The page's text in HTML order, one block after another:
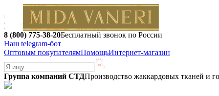
8 (800) 775-38-20Бесплатный звонок по России
Наш telegram-бот
Оптовым покупателямПомощьИнтернет-магазин
Группа компаний СТДПроизводство жаккардовых тканей и